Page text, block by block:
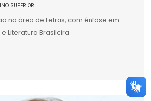
SUPERIOR
na área de Letras, com ênfase em
Literatura Brasileira